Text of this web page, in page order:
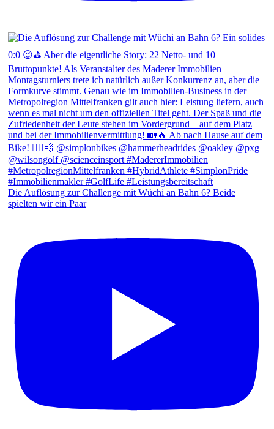
Die Auflösung zur Challenge mit Wüchi an Bahn 6? Beide
spielten wir ein Paar